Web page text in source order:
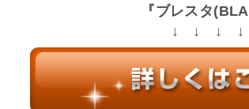
『ブレスタ
↓ ↓ ↓ ↓